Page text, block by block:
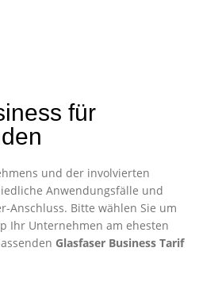
für
und der involvierten
Anwendungsfälle und
Anschluss. Bitte wählen Sie um
Ihr Unternehmen am ehesten
Glasfaser Business Tarif